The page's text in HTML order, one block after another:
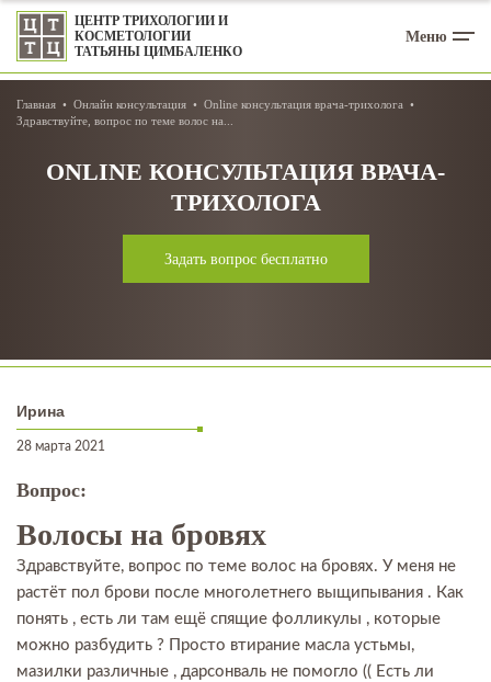
ЦЕНТР ТРИХОЛОГИИ И
КОСМЕТОЛОГИИ
ТАТЬЯНЫ ЦИМБАЛЕНКО
Меню
Главная Онлайн консультация
Online консультация врача-трихолога
Здравствуйте, вопрос по теме волос на...
ONLINE КОНСУЛЬТАЦИЯ ВРАЧА-
ТРИХОЛОГА
Задать вопрос бесплатно
Ирина
28 марта 2021
Вопрос:
Волосы на бровях
Здравствуйте, вопрос по теме волос на бровях. У меня не
растёт пол брови после многолетнего выщипывания . Как
понять , есть ли там ещё спящие фолликулы , которые
можно разбудить ? Просто втирание масла устьмы,
мазилки различные , дарсонваль не помогло (( Есть ли